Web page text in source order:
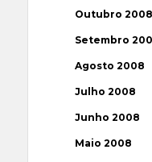
Outubro 2008
Setembro
Agosto 2008
Julho 2008
Junho 2008
Maio 2008